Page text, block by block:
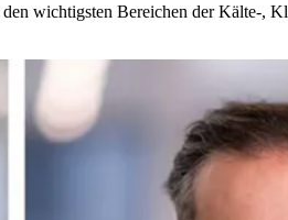
wichtigsten Bereichen der Kälte-,